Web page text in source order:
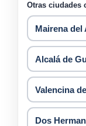
Otras ciudades
Mairena del
Alcalá de
Valencina
Dos